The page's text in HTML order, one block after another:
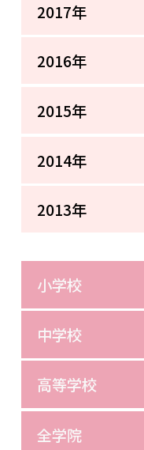
2017年
2016年
2015年
2014年
2013年
小学校
中学校
高等学校
全学院